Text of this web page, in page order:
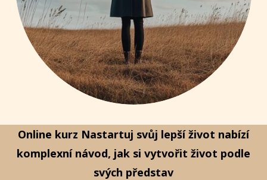
Online kurz Nastartuj svůj lepší život nabízí
komplexní návod, jak si vytvořit život podle
svých představ